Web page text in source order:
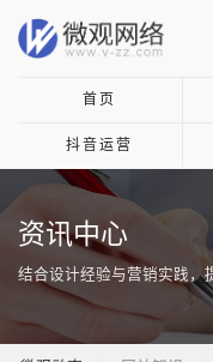
首页
抖音运营
资讯中心
结合设计经验与营销实践，